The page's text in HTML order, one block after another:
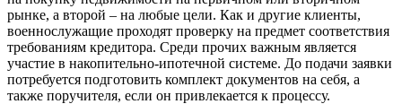
рынке, а второй – на любые цели. Как и другие клиенты,
военнослужащие проходят проверку на предмет соответствия
требованиям кредитора. Среди прочих важным является
участие в накопительно-ипотечной системе. До подачи заявки
потребуется подготовить комплект документов на себя, а
также поручителя, если он привлекается к процессу.